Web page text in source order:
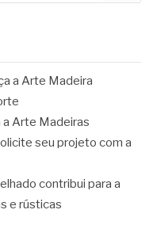
a Arte Madeira
a Arte Madeiras
seu projeto com a
contribui para a
e rústicas